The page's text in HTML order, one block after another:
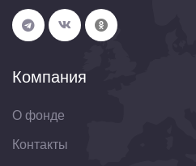
Компания
О фонде
Контакты